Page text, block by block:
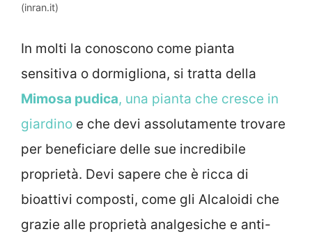
(inran.it)
In molti la conoscono come pianta
sensitiva o dormigliona, si tratta della
Mimosa pudica, una pianta che cresce in
giardino e che devi assolutamente trovare
per beneficiare delle sue incredibile
proprietà. Devi sapere che è ricca di
bioattivi composti, come gli Alcaloidi che
grazie alle proprietà analgesiche e anti-